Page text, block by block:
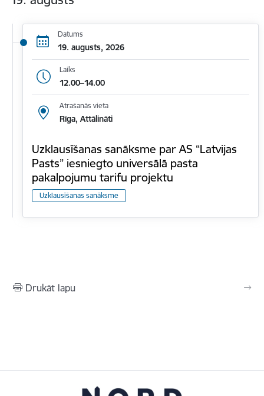
Datums
19. augusts, 2026
Laiks
12.00–14.00
Atrašanās vieta
Rīga, Attālināti
Uzklausīšanas sanāksme par AS “Latvijas
Pasts” iesniegto universālā pasta
pakalpojumu tarifu projektu
Uzklausīšanas sanāksme
Drukāt lapu